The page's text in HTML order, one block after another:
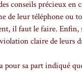
conseils précieux en
de leur téléphone
il faut le faire. Enfin,
claire de leurs
sa part indiqué